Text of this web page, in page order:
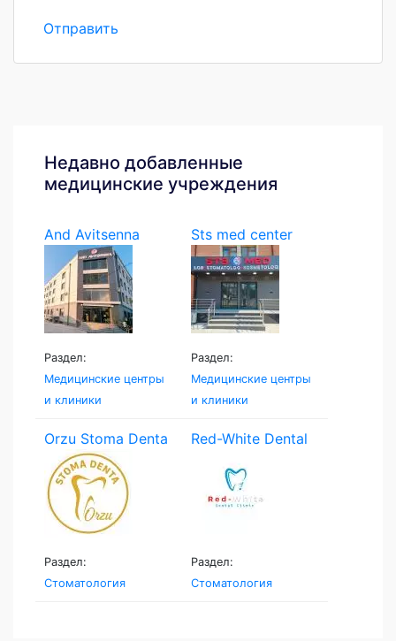
Отправить
Недавно добавленные
медицинские учреждения
And Avitsenna
Раздел:
Медицинские центры
и клиники
Sts med center
Раздел:
Медицинские центры
и клиники
Orzu Stoma Denta
Раздел:
Стоматология
Red-White Dental
Раздел:
Стоматология